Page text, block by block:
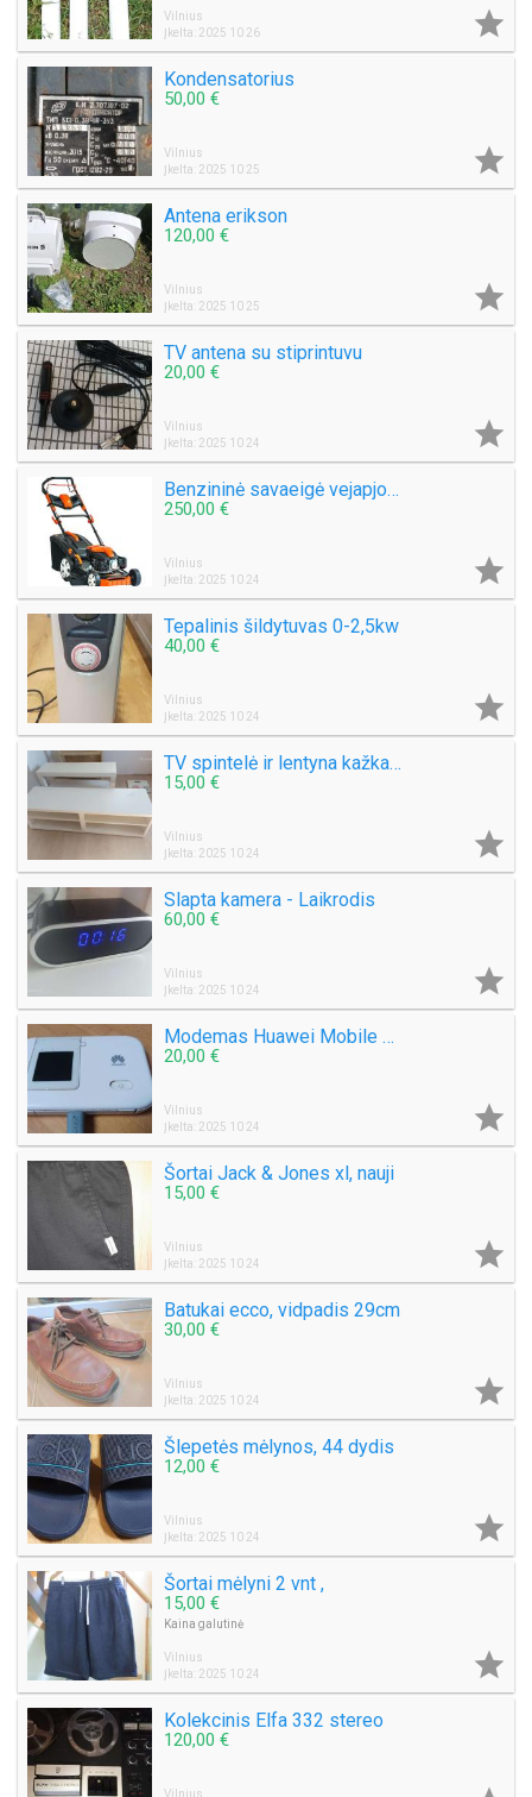
Vilnius
Įkelta: 2025 10 26

Kondensatorius
50,00 €
Vilnius
Įkelta: 2025 10 25

Antena erikson
120,00 €
Vilnius
Įkelta: 2025 10 25

TV antena su stiprintuvu
20,00 €
Vilnius
Įkelta: 2025 10 24

Benzininė savaeigė vejapjovė HPG QJ46P
250,00 €
Vilnius
Įkelta: 2025 10 24

Tepalinis šildytuvas 0-2,5kw
40,00 €
Vilnius
Įkelta: 2025 10 24

TV spintelė ir lentyna kažkam
15,00 €
Vilnius
Įkelta: 2025 10 24

Slapta kamera - Laikrodis
60,00 €
Vilnius
Įkelta: 2025 10 24

Modemas Huawei Mobile WiFi E5372s-32 ir antena
20,00 €
Vilnius
Įkelta: 2025 10 24

Šortai Jack & Jones xl, nauji
15,00 €
Vilnius
Įkelta: 2025 10 24

Batukai ecco, vidpadis 29cm
30,00 €
Vilnius
Įkelta: 2025 10 24

Šlepetės mėlynos, 44 dydis
12,00 €
Vilnius
Įkelta: 2025 10 24

Šortai mėlyni 2 vnt ,
15,00 €
Kaina galutinė
Vilnius
Įkelta: 2025 10 24

Kolekcinis Elfa 332 stereo
120,00 €